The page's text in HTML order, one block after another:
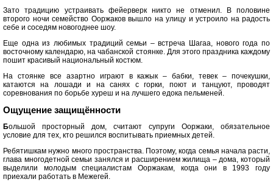
Зато традицию устраивать фейерверк никто не отменил. В половине
второго ночи семейство Ооржаков вышло на улицу и устроило на радость
себе и соседям новогоднее шоу.
Еще одна из любимых традиций семьи – встреча Шагаа, нового года по
восточному календарю, на чабанской стоянке. Для этого праздника каждому
пошит красивый национальный костюм.
На стоянке все азартно играют в кажык – бабки, тевек – почекушки,
катаются на лошади и на санях с горки, поют и танцуют, проводят
соревнования по борьбе хуреш и на лучшего едока пельменей.
Ощущение защищённости
Большой просторный дом, считают супруги Ооржаки, обязательное
условие для тех, кто решился воспитывать приемных детей.
Ребятишкам нужно много пространства. Поэтому, когда семья начала расти,
глава многодетной семьи занялся и расширением жилища – дома, который
выделили молодым специалистам Ооржакам, когда они в 1993 году
приехали работать в Межегей.